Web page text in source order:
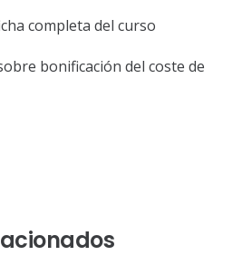
completa del curso
bonificación del coste de